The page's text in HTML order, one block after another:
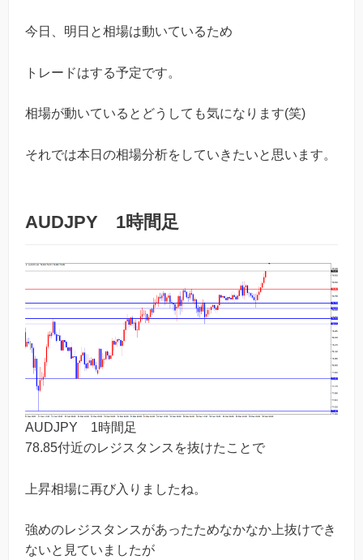
今日、明日と相場は動いているため
トレードはする予定です。
相場が動いているとどうしても気になります(笑)
それでは本日の相場分析をしていきたいと思います。
AUDJPY 1時間足
AUDJPY 1時間足
78.85付近のレジスタンスを抜けたことで
上昇相場に再び入りましたね。
強めのレジスタンスがあったためなかなか上抜けでき
ないと見ていましたが